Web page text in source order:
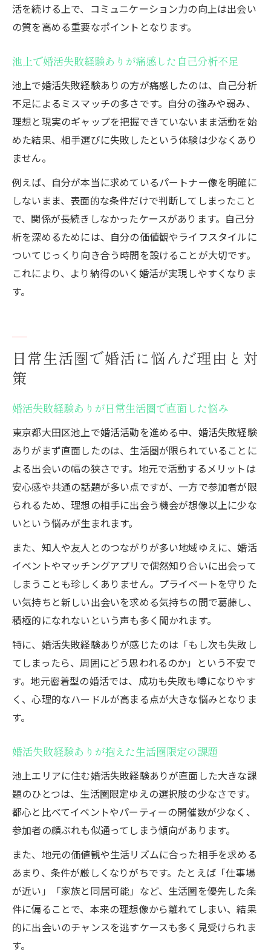
活を続ける上で、コミュニケーション力の向上は出会い
の質を高める重要なポイントとなります。
池上で婚活失敗経験ありが痛感した自己分析不足
池上で婚活失敗経験ありの方が痛感したのは、自己分析
不足によるミスマッチの多さです。自分の強みや弱み、
理想と現実のギャップを把握できていないまま活動を始
めた結果、相手選びに失敗したという体験は少なくあり
ません。
例えば、自分が本当に求めているパートナー像を明確に
しないまま、表面的な条件だけで判断してしまったこと
で、関係が長続きしなかったケースがあります。自己分
析を深めるためには、自分の価値観やライフスタイルに
ついてじっくり向き合う時間を設けることが大切です。
これにより、より納得のいく婚活が実現しやすくなりま
す。
日常生活圏で婚活に悩んだ理由と対
策
婚活失敗経験ありが日常生活圏で直面した悩み
東京都大田区池上で婚活活動を進める中、婚活失敗経験
ありがまず直面したのは、生活圏が限られていることに
よる出会いの幅の狭さです。地元で活動するメリットは
安心感や共通の話題が多い点ですが、一方で参加者が限
られるため、理想の相手に出会う機会が想像以上に少な
いという悩みが生まれます。
また、知人や友人とのつながりが多い地域ゆえに、婚活
イベントやマッチングアプリで偶然知り合いに出会って
しまうことも珍しくありません。プライベートを守りた
い気持ちと新しい出会いを求める気持ちの間で葛藤し、
積極的になれないという声も多く聞かれます。
特に、婚活失敗経験ありが感じたのは「もし次も失敗し
てしまったら、周囲にどう思われるのか」という不安で
す。地元密着型の婚活では、成功も失敗も噂になりやす
く、心理的なハードルが高まる点が大きな悩みとなりま
す。
婚活失敗経験ありが抱えた生活圏限定の課題
池上エリアに住む婚活失敗経験ありが直面した大きな課
題のひとつは、生活圏限定ゆえの選択肢の少なさです。
都心と比べてイベントやパーティーの開催数が少なく、
参加者の顔ぶれも似通ってしまう傾向があります。
また、地元の価値観や生活リズムに合った相手を求める
あまり、条件が厳しくなりがちです。たとえば「仕事場
が近い」「家族と同居可能」など、生活圏を優先した条
件に偏ることで、本来の理想像から離れてしまい、結果
的に出会いのチャンスを逃すケースも多く見受けられま
す。